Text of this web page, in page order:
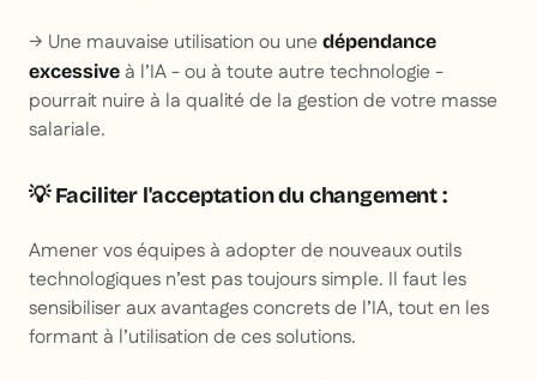
→ Une mauvaise utilisation ou une dépendance
excessive à l’IA - ou à toute autre technologie -
pourrait nuire à la qualité de la gestion de votre masse
salariale.
💡 Faciliter l'acceptation du changement :
Amener vos équipes à adopter de nouveaux outils
technologiques n’est pas toujours simple. Il faut les
sensibiliser aux avantages concrets de l’IA, tout en les
formant à l’utilisation de ces solutions.